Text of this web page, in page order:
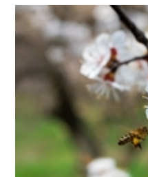
заражены друг от
больных семей и т.п.